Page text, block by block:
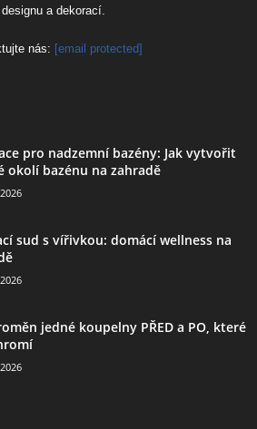
designu a dekorací.
nás: [email protected]
pro nadzemní bazény: Jak vytvořit
okolí bazénu na zahradě
sud s vířivkou: domácí wellness na
jedné koupelny PŘED a PO, které